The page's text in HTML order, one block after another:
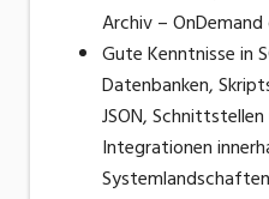
Archiv –
Gute Kenntnisse in
Datenbanken,
JSON,
Integrationen
Systemlandschaften